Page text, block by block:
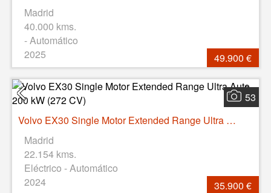
Madrid
40.000 kms.
- Automático
2025
49.900 €
53
Volvo EX30 Single Motor Extended Range Ultra Auto 200 kW (272 CV)
Madrid
22.154 kms.
Eléctrico - Automático
2024
35.900 €